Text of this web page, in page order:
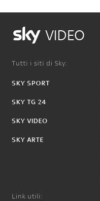
VIDEO
Tutti i siti di Sky:
SKY SPORT
SKY TG 24
SKY VIDEO
SKY ARTE
Link utili: